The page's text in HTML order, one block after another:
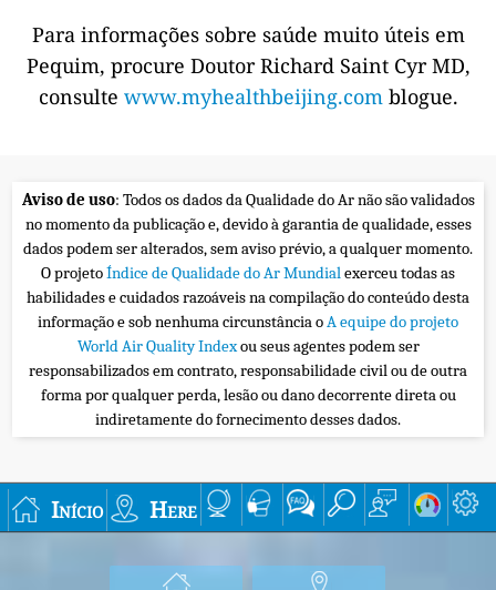
Para informações sobre saúde muito úteis em
Pequim, procure Doutor Richard Saint Cyr MD,
consulte www.myhealthbeijing.com blogue.
Aviso de uso: Todos os dados da Qualidade do Ar não são validados
no momento da publicação e, devido à garantia de qualidade, esses
dados podem ser alterados, sem aviso prévio, a qualquer momento.
O projetoÍndice de Qualidade do Ar Mundialexerceu todas as
habilidades e cuidados razoáveis na compilação do conteúdo desta
informação e sob nenhuma circunstância oA equipe do projeto
World Air Quality Indexou seus agentes podem ser
responsabilizados em contrato, responsabilidade civil ou de outra
forma por qualquer perda, lesão ou dano decorrente direta ou
indiretamente do fornecimento desses dados.
Início Here